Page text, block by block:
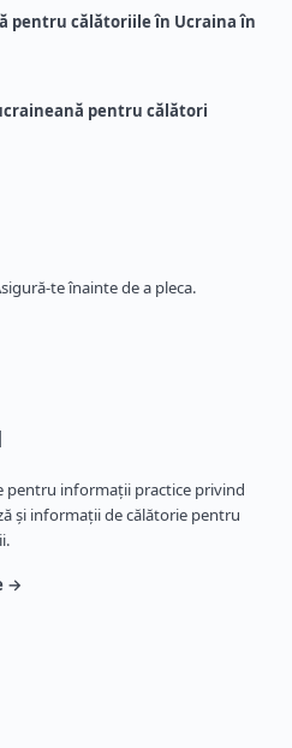
pentru călătoriile în Ucraina în
pentru călători
te înainte de a pleca.
pentru informații practice privind
și informații de călătorie pentru
→